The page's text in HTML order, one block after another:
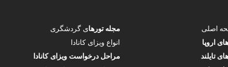
مجله تورهای گردشگری
انواع ویزای کانادا
مراحل درخواست ویزای کانادا
اصلی
اروپا
تایلند